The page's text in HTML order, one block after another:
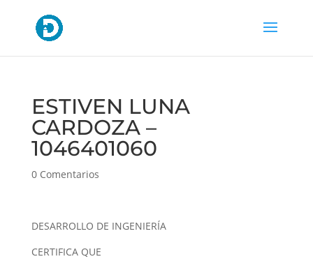
ESTIVEN LUNA
CARDOZA –
1046401060
0 Comentarios
DESARROLLO DE INGENIERÍA
CERTIFICA QUE